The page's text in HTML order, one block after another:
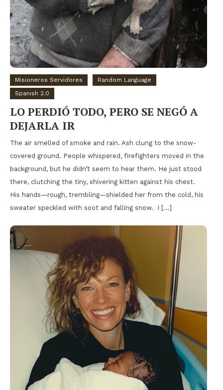
Misioneros Servidores
Random Language
Spanish 2.0
LO PERDIÓ TODO, PERO SE NEGÓ A
DEJARLA IR
The air smelled of smoke and rain. Ash clung to the snow-
covered ground. People whispered, firefighters moved in the
background, but he didn’t seem to hear them. He just stood
there, clutching the tiny, shivering kitten against his chest.
His hands—rough, trembling—shielded her from the cold, his
sweater speckled with soot and falling snow. I […]